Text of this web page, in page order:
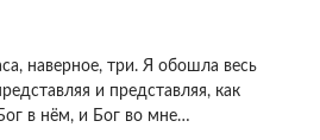
наверное, три. Я обошла весь
и представляя, как
в нём, и Бог во мне…